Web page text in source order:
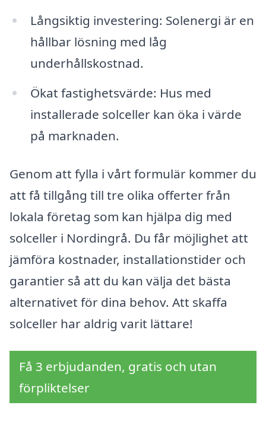
Långsiktig investering: Solenergi är en
hållbar lösning med låg
underhållskostnad.
Ökat fastighetsvärde: Hus med
installerade solceller kan öka i värde
på marknaden.
Genom att fylla i vårt formulär kommer du
att få tillgång till tre olika offerter från
lokala företag som kan hjälpa dig med
solceller i Nordingrå. Du får möjlighet att
jämföra kostnader, installationstider och
garantier så att du kan välja det bästa
alternativet för dina behov. Att skaffa
solceller har aldrig varit lättare!
Få 3 erbjudanden, gratis och utan
förpliktelser